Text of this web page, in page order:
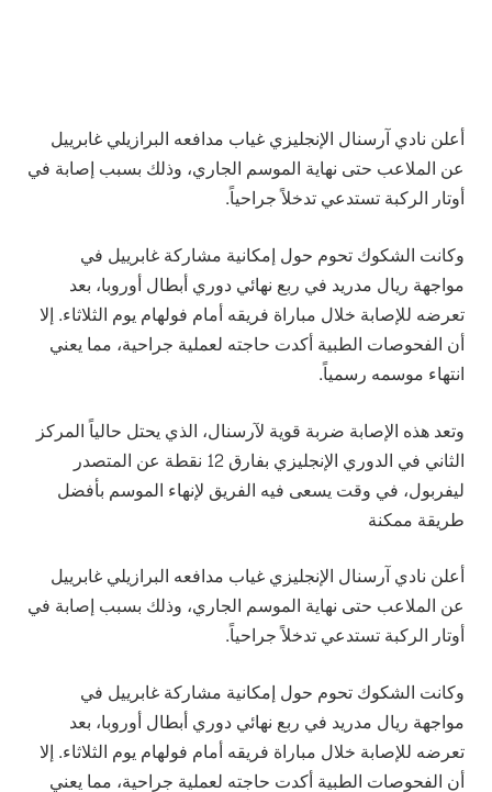
أعلن نادي آرسنال الإنجليزي غياب مدافعه البرازيلي غابرييل
عن الملاعب حتى نهاية الموسم الجاري، وذلك بسبب إصابة في
أوتار الركبة تستدعي تدخلاً جراحياً.
وكانت الشكوك تحوم حول إمكانية مشاركة غابرييل في
مواجهة ريال مدريد في ربع نهائي دوري أبطال أوروبا، بعد
تعرضه للإصابة خلال مباراة فريقه أمام فولهام يوم الثلاثاء. إلا
أن الفحوصات الطبية أكدت حاجته لعملية جراحية، مما يعني
انتهاء موسمه رسمياً.
وتعد هذه الإصابة ضربة قوية لآرسنال، الذي يحتل حالياً المركز
الثاني في الدوري الإنجليزي بفارق 12 نقطة عن المتصدر
ليفربول، في وقت يسعى فيه الفريق لإنهاء الموسم بأفضل
طريقة ممكنة
أعلن نادي آرسنال الإنجليزي غياب مدافعه البرازيلي غابرييل
عن الملاعب حتى نهاية الموسم الجاري، وذلك بسبب إصابة في
أوتار الركبة تستدعي تدخلاً جراحياً.
وكانت الشكوك تحوم حول إمكانية مشاركة غابرييل في
مواجهة ريال مدريد في ربع نهائي دوري أبطال أوروبا، بعد
تعرضه للإصابة خلال مباراة فريقه أمام فولهام يوم الثلاثاء. إلا
أن الفحوصات الطبية أكدت حاجته لعملية جراحية، مما يعني